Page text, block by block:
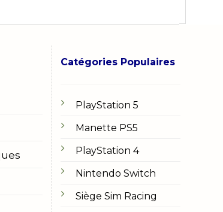
Catégories Populaires
PlayStation 5
Manette PS5
PlayStation 4
Nintendo Switch
Siège Sim Racing